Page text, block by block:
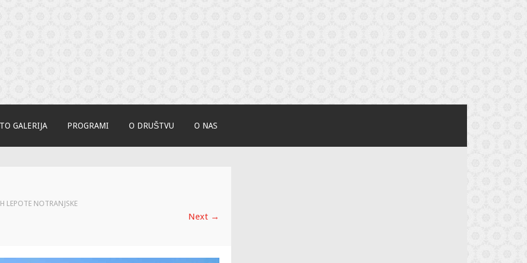
GALERIJA PROGRAMI O DRUŠTVU O NAS
LEPOTE NOTRANJSKE
Next →